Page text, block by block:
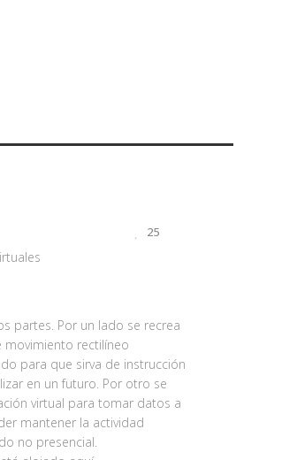
partes. Por un lado se recrea
movimiento rectilíneo
para que sirva de instrucción
en un futuro. Por otro se
virtual para tomar datos a
mantener la actividad
no presencial.
25